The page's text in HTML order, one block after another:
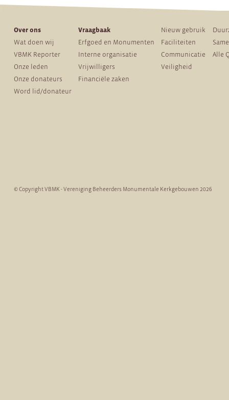
Over ons
Wat doen wij
VBMK Reporter
Onze leden
Onze donateurs
Word lid/donateur
Vraagbaak
Erfgoed en Monumenten
Interne organisatie
Vrijwilligers
Financiële zaken
Nieuw gebruik
Faciliteiten
Communicatie
Veiligheid
Alle
© Copyright VBMK - Vereniging Beheerders Monumentale Kerkgebouwen 2026